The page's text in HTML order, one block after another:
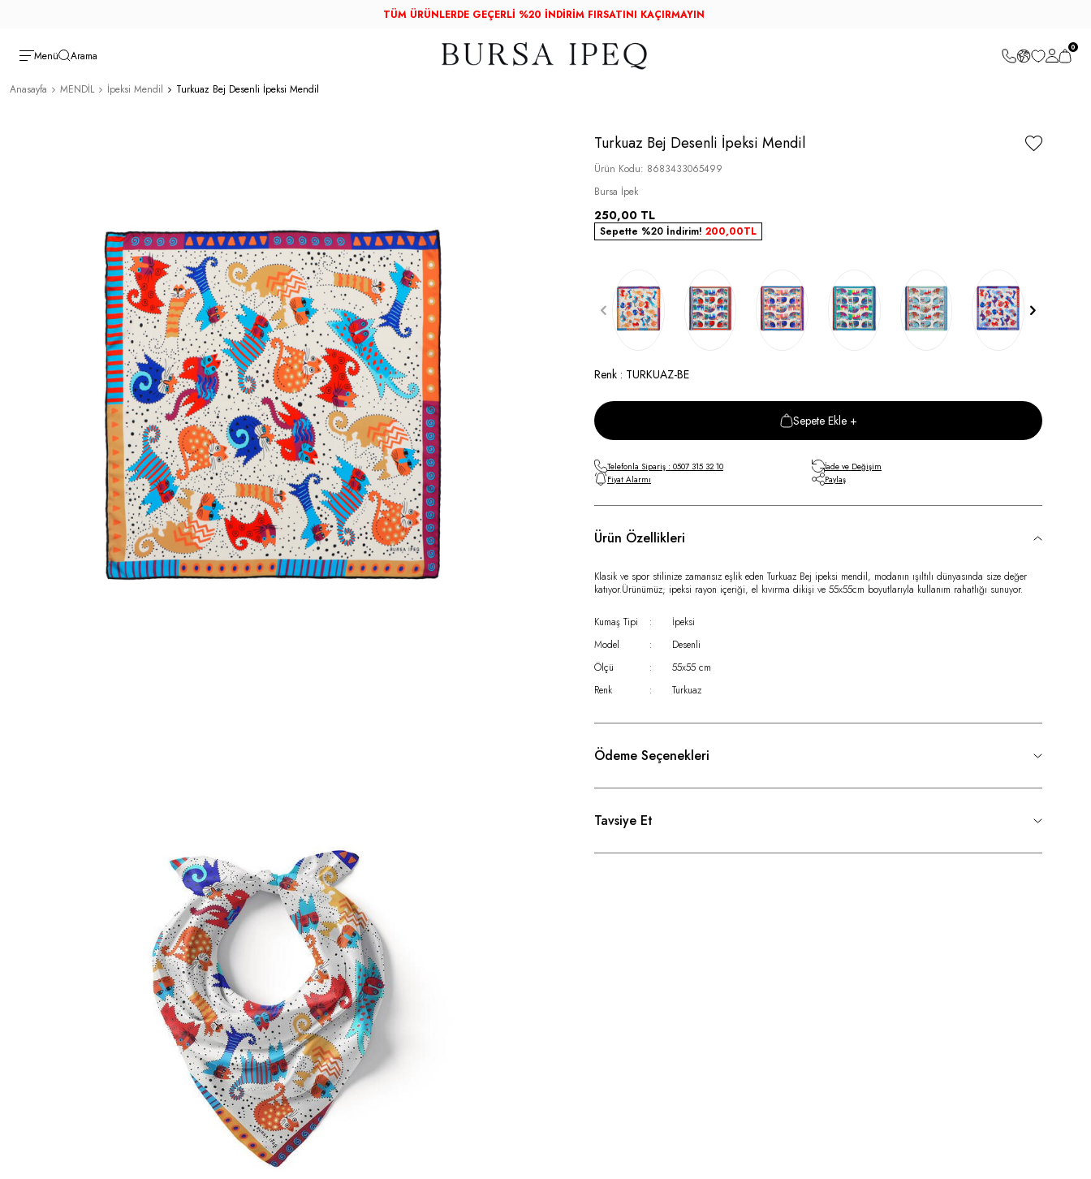
TÜM ÜRÜNLERDE GEÇERLİ %20 İNDİRİM FIRSATINI KAÇIRMAYIN
Menü Arama
0
Anasayfa MENDİL İpeksi Mendil Turkuaz Bej Desenli İpeksi Mendil
Turkuaz Bej Desenli İpeksi Mendil
Ürün Kodu: 8683433065499
Bursa İpek
250,00 TL
Sepette %20 İndirim! 200,00TL
Renk : TURKUAZ-BE
Sepete Ekle +
Telefonla Sipariş : 0507 315 32 10
İade ve Değişim
Fiyat Alarmı
Paylaş
Ürün Özellikleri
Klasik ve spor stilinize zamansız eşlik eden Turkuaz Bej ipeksi mendil, modanın ışıltılı dünyasında size değer
katıyor.Ürünümüz; ipeksi rayon içeriği, el kıvırma dikişi ve 55x55cm boyutlarıyla kullanım rahatlığı sunuyor.
Kumaş Tipi :
İpeksi
Model
:
Desenli
Ölçü
:
55x55 cm
Renk
: Turkuaz
Ödeme Seçenekleri
Tavsiye Et